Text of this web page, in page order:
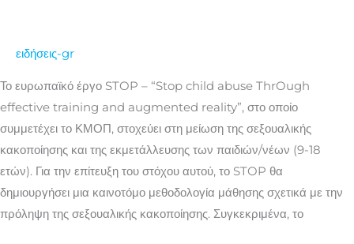
ειδήσεις-gr
Το ευρωπαϊκό έργο STOP – “Stop child abuse ThrOugh
effective training and augmented reality”, στο οποίο
συμμετέχει το ΚΜΟΠ, στοχεύει στη μείωση της σεξουαλικής
κακοποίησης και της εκμετάλλευσης των παιδιών/νέων (9-18
ετών). Για την επίτευξη του στόχου αυτού, το STOP θα
δημιουργήσει μια καινοτόμο μεθοδολογία μάθησης σχετικά με την
πρόληψη της σεξουαλικής κακοποίησης. Συγκεκριμένα, το